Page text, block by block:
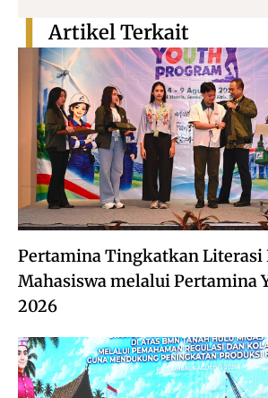
Pertamina Tingkatkan Literasi
Mahasiswa melalui Pertamina
2026
Artikel Terkait